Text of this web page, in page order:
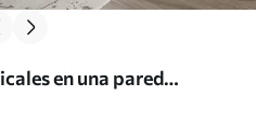
en una pared